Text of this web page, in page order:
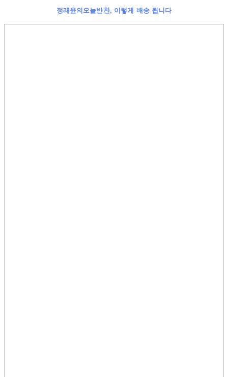
정래윤의오늘반찬, 이렇게 배송 됩니다